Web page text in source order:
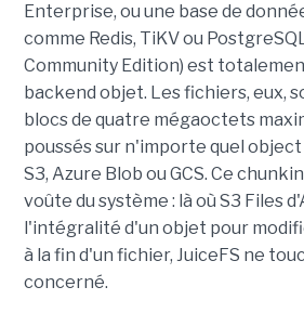
Enterprise, ou une base de
comme Redis, TiKV ou
Community Edition) est
backend objet. Les fichiers, eux,
blocs de quatre mégaoctets
poussés sur n'importe quel
S3, Azure Blob ou GCS. Ce
voûte du système : là où S3 Files
l'intégralité d'un objet pour
à la fin d'un fichier, JuiceFS ne
concerné.